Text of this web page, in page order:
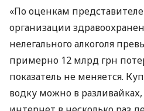
«По оценкам
организации
нелегального алкоголя
примерно 12 млрд грн
показатель не меняется.
водку можно в